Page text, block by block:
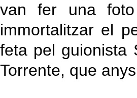
van fer una
immortalitzar el
feta pel guionista
Torrente, que